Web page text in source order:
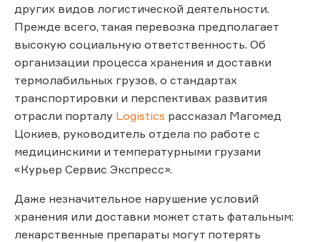
других видов логистической деятельности.
Прежде всего, такая перевозка предполагает
высокую социальную ответственность. Об
организации процесса хранения и доставки
термолабильных грузов, о стандартах
транспортировки и перспективах развития
отрасли порталу Logistics рассказал Магомед
Цокиев, руководитель отдела по работе с
медицинскими и температурными грузами
«Курьер Сервис Экспресс».
Даже незначительное нарушение условий
хранения или доставки может стать фатальным:
лекарственные препараты могут потерять